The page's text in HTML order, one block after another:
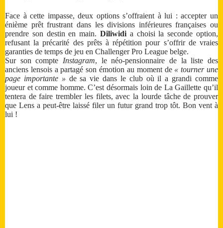
Face à cette impasse, deux options s’offraient à lui : accepter un
énième prêt frustrant dans les divisions inférieures françaises ou
prendre son destin en main. Diliwidi a choisi la seconde option,
refusant la précarité des prêts à répétition pour s’offrir de vraies
garanties de temps de jeu en Challenger Pro League belge.
Sur son compte Instagram, le néo-pensionnaire de la liste des
anciens lensois a partagé son émotion au moment de « tourner une
page importante » de sa vie dans le club où il a grandi comme
joueur et comme homme. C’est désormais loin de La Gaillette qu’il
tentera de faire trembler les filets, avec la lourde tâche de prouver
que Lens a peut-être laissé filer un futur grand trop tôt. Bon vent à
lui !